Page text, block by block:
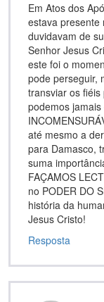
Em Atos dos
estava presente
duvidavam de
Senhor Jesus
este foi o
pode perseguir,
transviar os
podemos
até mesmo a
para Damasco,
suma
FAÇAMOS
no PODER DO
história da
Jesus Cristo!
Resposta